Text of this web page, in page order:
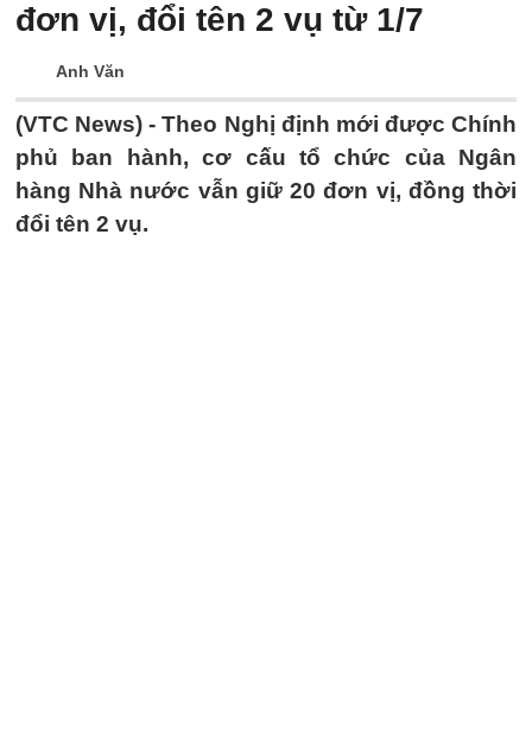
đơn vị, đổi tên 2 vụ từ 1/7
Anh Văn
(VTC News) -Theo Nghị định mới được Chính
phủ ban hành, cơ cấu tổ chức của Ngân
hàng Nhà nước vẫn giữ 20 đơn vị, đồng thời
đổi tên 2 vụ.